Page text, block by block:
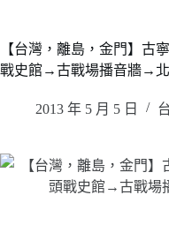
【台灣，離島，金門】古
戰史館→古戰場播音牆→
2013 年 5 月 5 日